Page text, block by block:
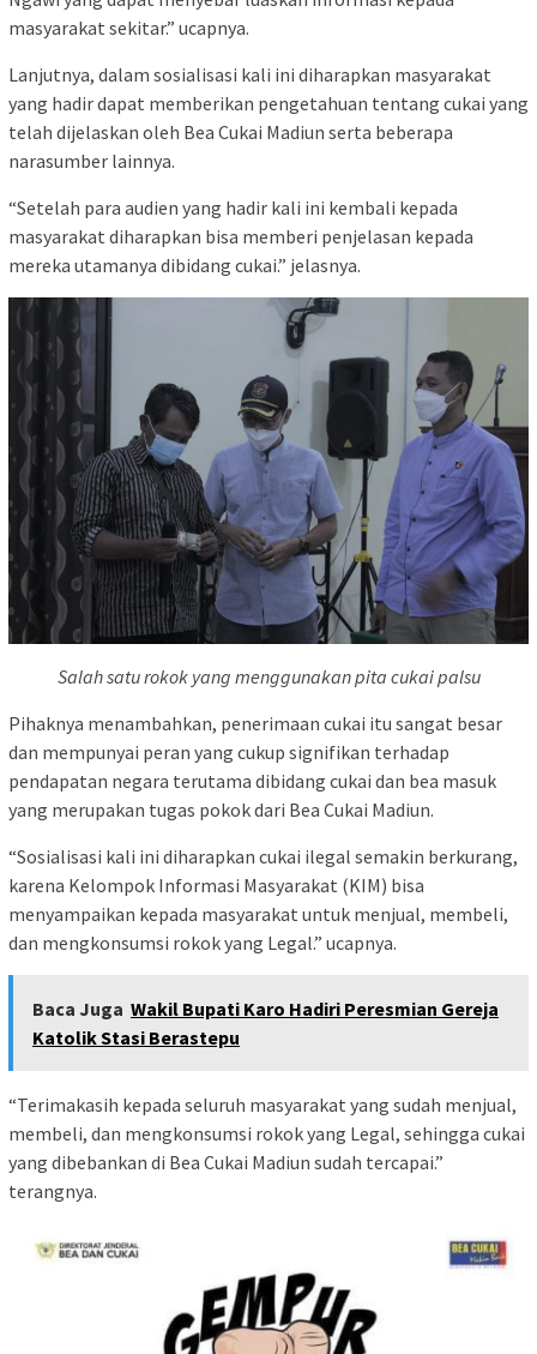
masyarakat sekitar.” ucapnya.
Lanjutnya, dalam sosialisasi kali ini diharapkan masyarakat
yang hadir dapat memberikan pengetahuan tentang cukai yang
telah dijelaskan oleh Bea Cukai Madiun serta beberapa
narasumber lainnya.
“Setelah para audien yang hadir kali ini kembali kepada
masyarakat diharapkan bisa memberi penjelasan kepada
mereka utamanya dibidang cukai.” jelasnya.
Salah satu rokok yang menggunakan pita cukai palsu
Pihaknya menambahkan, penerimaan cukai itu sangat besar
dan mempunyai peran yang cukup signifikan terhadap
pendapatan negara terutama dibidang cukai dan bea masuk
yang merupakan tugas pokok dari Bea Cukai Madiun.
“Sosialisasi kali ini diharapkan cukai ilegal semakin berkurang,
karena Kelompok Informasi Masyarakat (KIM) bisa
menyampaikan kepada masyarakat untuk menjual, membeli,
dan mengkonsumsi rokok yang Legal.” ucapnya.
Baca Juga Wakil Bupati Karo Hadiri Peresmian Gereja
Katolik Stasi Berastepu
“Terimakasih kepada seluruh masyarakat yang sudah menjual,
membeli, dan mengkonsumsi rokok yang Legal, sehingga cukai
yang dibebankan di Bea Cukai Madiun sudah tercapai.”
terangnya.